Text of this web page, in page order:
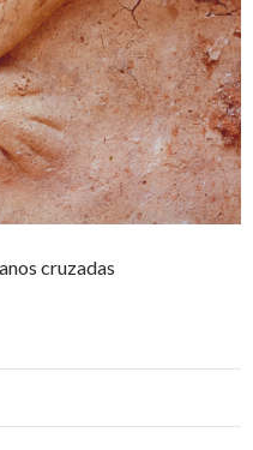
cruzadas